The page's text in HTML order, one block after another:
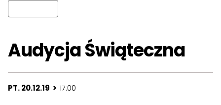
Audycja Świąteczna
PT. 20.12.19 > 17:00